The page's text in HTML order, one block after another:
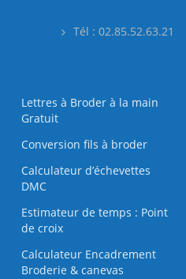
Tél : 02.85.52.63.21
Lettres à Broder à la main
Gratuit
Conversion fils à broder
Calculateur d’échevettes
DMC
Estimateur de temps : Point
de croix
Calculateur Encadrement
Broderie & canevas